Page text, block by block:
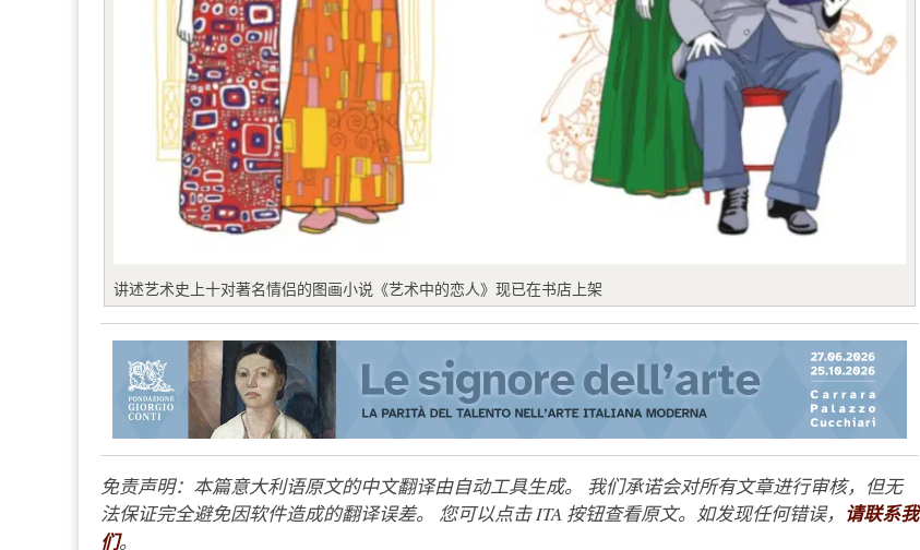
讲述艺术史上十对著名情侣的图画小说《艺术中的恋人》现已在书店上架
免责声明：本篇意大利语原文的中文翻译由自动工具生成。 我们承诺会对所有文章进行审核，但无
法保证完全避免因软件造成的翻译误差。 您可以点击 ITA 按钮查看原文。如发现任何错误， 请联系我
们。